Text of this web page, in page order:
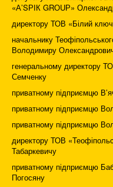
«А’SРІК GRОUР»
директору ТОВ «Білий
начальнику
Володимиру
генеральному директору
Семченку
приватному підприємцю
приватному підприємцю
приватному підприємцю
директору ТОВ
Табаркевичу
приватному підприємцю
Погосяну